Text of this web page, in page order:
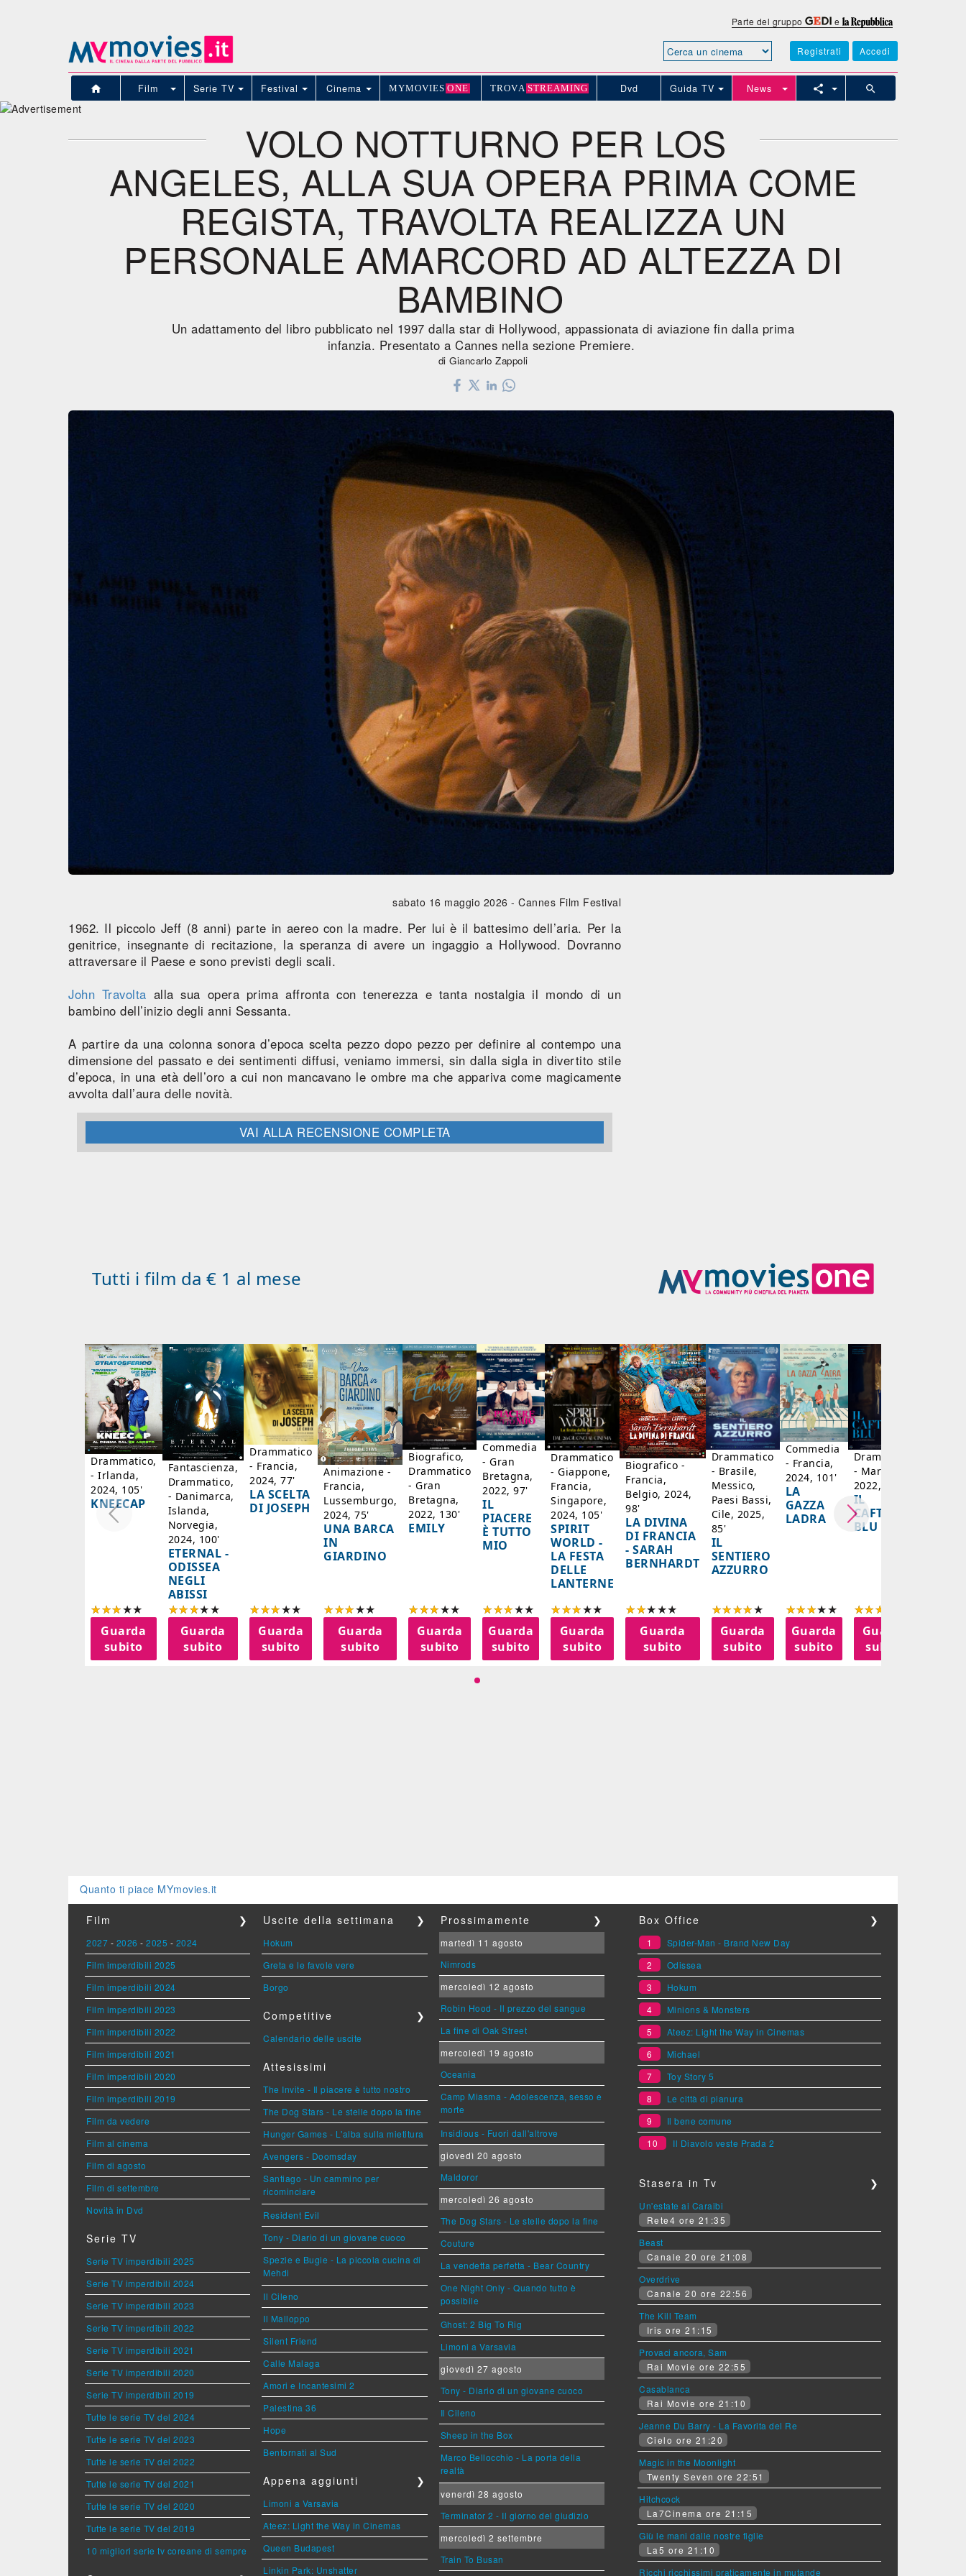
Parte del gruppo e
Registrati Accedi
Film Serie TV Festival Cinema MYMOVIES ONE TROVA STREAMING Dvd Guida TV News
VOLO NOTTURNO PER LOS
ANGELES, ALLA SUA OPERA PRIMA COME
REGISTA, TRAVOLTA REALIZZA UN
PERSONALE AMARCORD AD ALTEZZA DI
BAMBINO
Un adattamento del libro pubblicato nel 1997 dalla star di Hollywood, appassionata di aviazione fin dalla prima
infanzia. Presentato a Cannes nella sezione Premiere.
di Giancarlo Zappoli
sabato 16 maggio 2026 -Cannes Film Festival
1962. Il piccolo Jeff (8 anni) parte in aereo con la madre. Per lui è il battesimo dell’aria. Per la
genitrice, insegnante di recitazione, la speranza di avere un ingaggio a Hollywood. Dovranno
attraversare il Paese e sono previsti degli scali.
John Travolta alla sua opera prima affronta con tenerezza e tanta nostalgia il mondo di un
bambino dell’inizio degli anni Sessanta.
A partire da una colonna sonora d’epoca scelta pezzo dopo pezzo per definire al contempo una
dimensione del passato e dei sentimenti diffusi, veniamo immersi, sin dalla sigla in divertito stile
d’epoca, in una età dell’oro a cui non mancavano le ombre ma che appariva come magicamente
avvolta dall’aura delle novità.
VAI ALLA RECENSIONE COMPLETA
Tutti i film da € 1 al mese
Drammatico,
- Irlanda,
2024, 105'
KNEECAP
Guarda
subito
Fantascienza,
Drammatico,
- Danimarca,
Islanda,
Norvegia,
2024, 100'
ETERNAL -
ODISSEA
NEGLI
ABISSI
Guarda
subito
Drammatico
- Francia,
2024, 77'
LA SCELTA
DI JOSEPH
Guarda
subito
Animazione -
Francia,
Lussemburgo,
2024, 75'
UNA BARCA
IN
GIARDINO
Guarda
subito
Biografico,
Drammatico
- Gran
Bretagna,
2022, 130'
EMILY
Guarda
subito
Commedia
- Gran
Bretagna,
2022, 97'
IL
PIACERE
È TUTTO
MIO
Guarda
subito
Drammatico
- Giappone,
Francia,
Singapore,
2024, 105'
SPIRIT
WORLD -
LA FESTA
DELLE
LANTERNE
Guarda
subito
Biografico -
Francia,
Belgio, 2024,
98'
LA DIVINA
DI FRANCIA
- SARAH
BERNHARDT
Guarda
subito
Drammatico
- Brasile,
Messico,
Paesi Bassi,
Cile, 2025,
85'
IL
SENTIERO
AZZURRO
Guarda
subito
Commedia
- Francia,
2024, 101'
LA
GAZZA
LADRA
Guarda
subito
Drammatico
- Marocco,
2022, 122'
IL
CAFTANO
BLU
Guarda
subito
Quanto ti piace MYmovies.it
Film ❯
2027 - 2026 - 2025 - 2024
Film imperdibili 2025
Film imperdibili 2024
Film imperdibili 2023
Film imperdibili 2022
Film imperdibili 2021
Film imperdibili 2020
Film imperdibili 2019
Film da vedere
Film al cinema
Film di agosto
Film di settembre
Novità in Dvd
Serie TV
Serie TV imperdibili 2025
Serie TV imperdibili 2024
Serie TV imperdibili 2023
Serie TV imperdibili 2022
Serie TV imperdibili 2021
Serie TV imperdibili 2020
Serie TV imperdibili 2019
Tutte le serie TV del 2024
Tutte le serie TV del 2023
Tutte le serie TV del 2022
Tutte le serie TV del 2021
Tutte le serie TV del 2020
Tutte le serie TV del 2019
10 migliori serie tv coreane di sempre
Uscite della settimana ❯
Hokum
Greta e le favole vere
Borgo
Competitive ❯
Calendario delle uscite
Attesissimi
The Invite - Il piacere è tutto nostro
The Dog Stars - Le stelle dopo la fine
Hunger Games - L'alba sulla mietitura
Avengers - Doomsday
Santiago - Un cammino per
ricominciare
Resident Evil
Tony - Diario di un giovane cuoco
Spezie e Bugie - La piccola cucina di
Mehdi
Il Cileno
Il Malloppo
Silent Friend
Calle Malaga
Amori e Incantesimi 2
Palestina 36
Hope
Bentornati al Sud
Appena aggiunti ❯
Limoni a Varsavia
Ateez: Light the Way in Cinemas
Queen Budapest
Linkin Park: Unshatter
Prossimamente ❯
martedì 11 agosto
Nimrods
mercoledì 12 agosto
Robin Hood - Il prezzo del sangue
La fine di Oak Street
mercoledì 19 agosto
Oceania
Camp Miasma - Adolescenza, sesso e
morte
Insidious - Fuori dall'altrove
giovedì 20 agosto
Maldoror
mercoledì 26 agosto
The Dog Stars - Le stelle dopo la fine
Couture
La vendetta perfetta - Bear Country
One Night Only - Quando tutto è
possibile
Ghost: 2 Big To Rig
Limoni a Varsavia
giovedì 27 agosto
Tony - Diario di un giovane cuoco
Il Cileno
Sheep in the Box
Marco Bellocchio - La porta della
realtà
venerdì 28 agosto
Terminator 2 - Il giorno del giudizio
mercoledì 2 settembre
Train To Busan
Box Office ❯
1
Spider-Man - Brand New Day
2
Odissea
3
Hokum
4
Minions & Monsters
5
Ateez: Light the Way in Cinemas
6
Michael
7
Toy Story 5
8
Le città di pianura
9
Il bene comune
10
Il Diavolo veste Prada 2
Stasera in Tv ❯
Un'estate ai Caraibi
Rete4 ore 21:35
Beast
Canale 20 ore 21:08
Overdrive
Canale 20 ore 22:56
The Kill Team
Iris ore 21:15
Provaci ancora, Sam
Rai Movie ore 22:55
Casablanca
Rai Movie ore 21:10
Jeanne Du Barry - La Favorita del Re
Cielo ore 21:20
Magic in the Moonlight
Twenty Seven ore 22:51
Hitchcock
La7Cinema ore 21:15
Giù le mani dalle nostre figlie
La5 ore 21:10
Ricchi ricchissimi praticamente in mutande